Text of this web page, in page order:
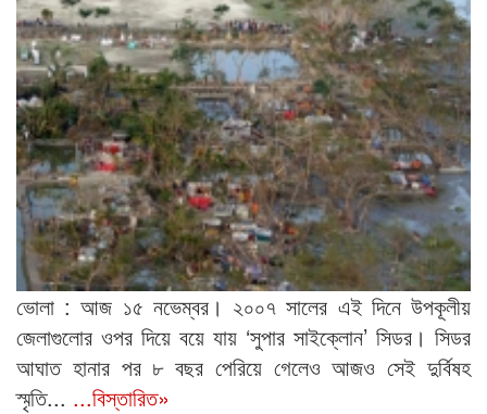
ভোলা : আজ ১৫ নভেম্বর। ২০০৭ সালের এই দিনে উপকূলীয়
জেলাগুলোর ওপর দিয়ে বয়ে যায় ‘সুপার সাইক্লোন’ সিডর। সিডর
আঘাত হানার পর ৮ বছর পেরিয়ে গেলেও আজও সেই দুর্বিষহ
স্মৃতি... ...বিস্তারিত»